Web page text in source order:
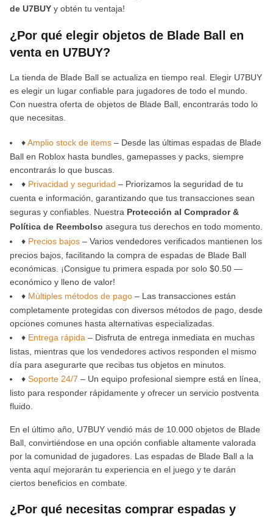
de U7BUY y obtén tu ventaja!
¿Por qué elegir objetos de Blade Ball en
venta en U7BUY?
La tienda de Blade Ball se actualiza en tiempo real. Elegir U7BUY
es elegir un lugar confiable para jugadores de todo el mundo.
Con nuestra oferta de objetos de Blade Ball, encontrarás todo lo
que necesitas.
♦Amplio stock de items – Desde las últimas espadas de Blade
Ball en Roblox hasta bundles, gamepasses y packs, siempre
encontrarás lo que buscas.
♦ Privacidad y seguridad – Priorizamos la seguridad de tu
cuenta e información, garantizando que tus transacciones sean
seguras y confiables. Nuestra Protección al Comprador &
Política de Reembolso asegura tus derechos en todo momento.
♦ Precios bajos – Varios vendedores verificados mantienen los
precios bajos, facilitando la compra de espadas de Blade Ball
económicas. ¡Consigue tu primera espada por solo $0.50 —
económico y lleno de valor!
♦ Múltiples métodos de pago – Las transacciones están
completamente protegidas con diversos métodos de pago, desde
opciones comunes hasta alternativas especializadas.
♦ Entrega rápida – Disfruta de entrega inmediata en muchas
listas, mientras que los vendedores activos responden el mismo
día para asegurarte que recibas tus objetos en minutos.
♦ Soporte 24/7 – Un equipo profesional siempre está en línea,
listo para responder rápidamente y ofrecer un servicio postventa
fluido.
En el último año, U7BUY vendió más de 10.000 objetos de Blade
Ball, convirtiéndose en una opción confiable altamente valorada
por la comunidad de jugadores. Las espadas de Blade Ball a la
venta aquí mejorarán tu experiencia en el juego y te darán
ciertos beneficios en combate.
¿Por qué necesitas comprar espadas y